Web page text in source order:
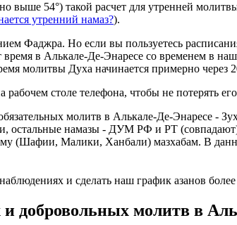
выше 54°) такой расчет для утренней
утренний намаз?).
Фаджра. Но если вы пользуетесь
время в Алькале-Де-Энаресе со временем в
молитвы Духа начинается примерно через
столе телефона, чтобы не потерять
молитв в Алькале-Де-Энаресе
остальные намазы - ДУМ РФ и РТ
(Шафии, Малики, Ханбали) мазхабам. В
и сделать наш график азанов
добровольных молитв в